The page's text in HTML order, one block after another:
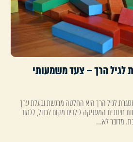
לגיל הרך – צעד משמעותי
לגיל הרך היא החלטה מרגשת ובעלת ערך
חינוכית המעניקה לילדים מקום לגדול, ללמוד
מדובר לא...